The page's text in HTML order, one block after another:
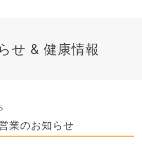
せ & 健康情報
業のお知らせ